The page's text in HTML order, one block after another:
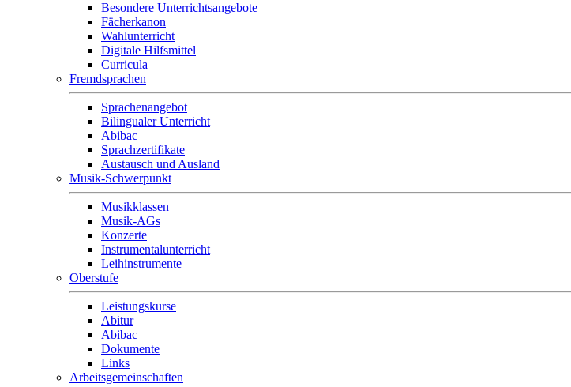
Besondere Unterrichtsangebote
Fächerkanon
Wahlunterricht
Digitale Hilfsmittel
Curricula
Fremdsprachen
Sprachenangebot
Bilingualer Unterricht
Abibac
Sprachzertifikate
Austausch und Ausland
Musik-Schwerpunkt
Musikklassen
Musik-AGs
Konzerte
Instrumentalunterricht
Leihinstrumente
Oberstufe
Leistungskurse
Abitur
Abibac
Dokumente
Links
Arbeitsgemeinschaften